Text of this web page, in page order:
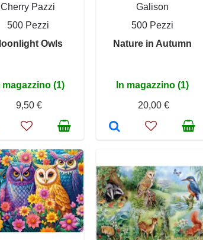
Cherry Pazzi
500 Pezzi
Owls
magazzino (1)
9,50 €
Galison
500 Pezzi
Nature in Autumn
In magazzino (1)
20,00 €